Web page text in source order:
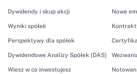
Dywidendy i skup akcji
Wyniki spółek
Perspektywy dla spółek
Dywidendowe Analizy Spółek [DAS]
Wiesz w co inwestujesz
Nowe